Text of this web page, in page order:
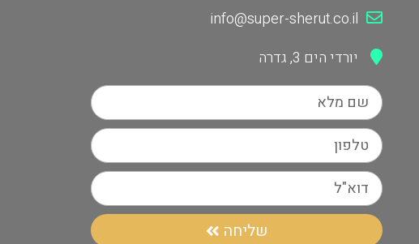
info@super-sherut.co.il
יורדי הים 3, גדרה
שליחה